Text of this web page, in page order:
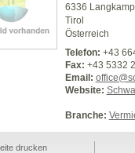
6336
Tirol
Österreich
Telefon: +43
Fax: +43 5332
Email:
Website:
Branche:
drucken